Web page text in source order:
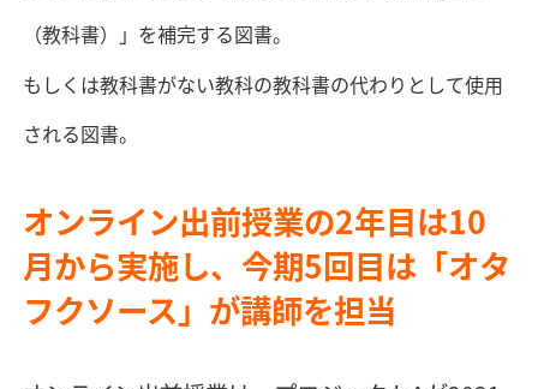
（教科書）」を補完する図書。
もしくは教科書がない教科の教科書の代わりとして使用
される図書。
オンライン出前授業の2年目は10
月から実施し、今期5回目は「オタ
フクソース」が講師を担当